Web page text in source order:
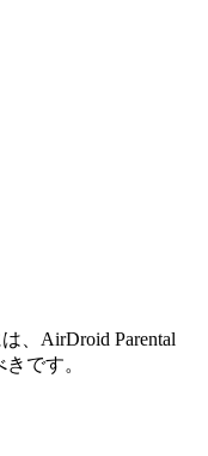
、AirDroid Parental
です。